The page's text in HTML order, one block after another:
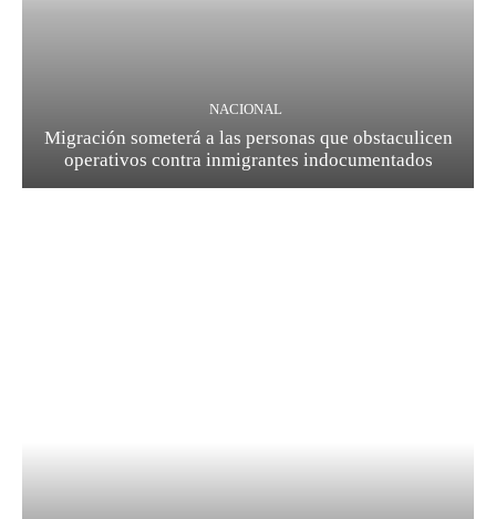
NACIONAL
Migración someterá a las personas que obstaculicen
operativos contra inmigrantes indocumentados